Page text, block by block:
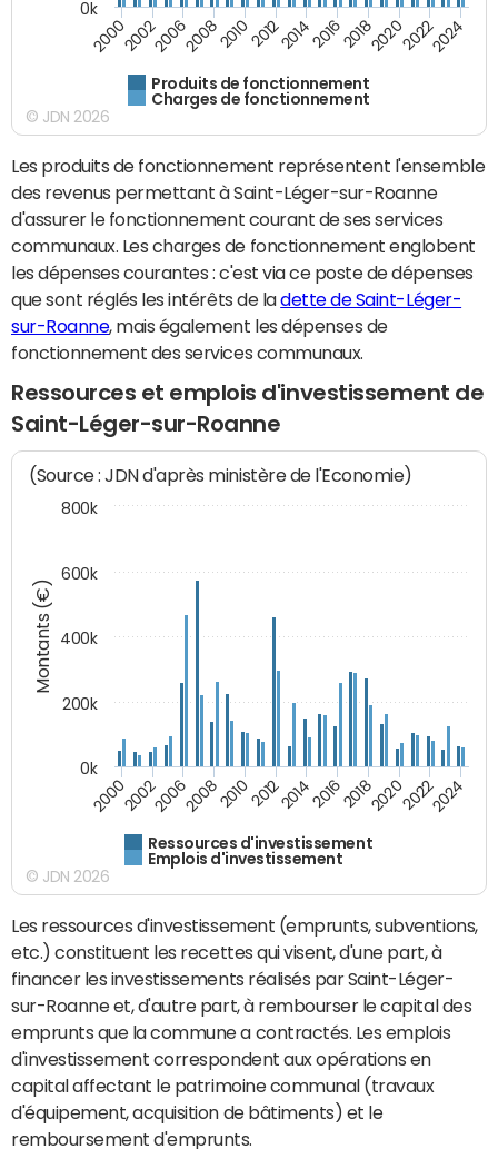
Produits de fonctionnement
Charges de fonctionnement
200020022006200820102012201420162018202020222024
0k
© JDN 2026
Les produits de fonctionnement représentent l'ensemble
des revenus permettant à Saint-Léger-sur-Roanne
d'assurer le fonctionnement courant de ses services
communaux. Les charges de fonctionnement englobent
les dépenses courantes : c'est via ce poste de dépenses
que sont réglés les intérêts de ladette de Saint-Léger-
sur-Roanne, mais également les dépenses de
fonctionnement des services communaux.
Ressources et emplois d'investissement de
Saint-Léger-sur-Roanne
Montants (€)
(Source : JDN d'après ministère de l'Economie)
Ressources d'investissement
Emplois d'investissement
200020022006200820102012201420162018202020222024
0k
200k
400k
600k
800k
© JDN 2026
Les ressources d'investissement (emprunts, subventions,
etc.) constituent les recettes qui visent, d'une part, à
financer les investissements réalisés par Saint-Léger-
sur-Roanne et, d'autre part, à rembourser le capital des
emprunts que la commune a contractés. Les emplois
d'investissement correspondent aux opérations en
capital affectant le patrimoine communal (travaux
d'équipement, acquisition de bâtiments) et le
remboursement d'emprunts.